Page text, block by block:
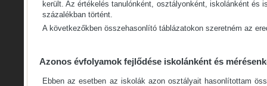
került. Az értékelés tanulónként, osztályonként, iskolánként és
százalékban történt.
A következőkben összehasonlító táblázatokon szeretném az
Azonos évfolyamok fejlődése iskolánként és
Ebben az esetben az iskolák azon osztályait hasonlítottam